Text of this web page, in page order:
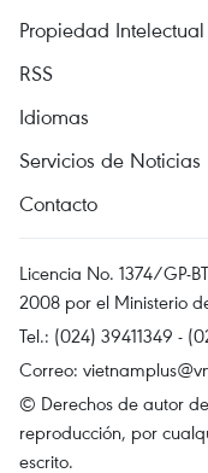
Propiedad Intelectual
RSS
Idiomas
Servicios de Noticias
Contacto
Licencia No. 1374/GP-
2008 por el Ministerio
Tel.: (024) 39411349 -
Correo:
© Derechos de autor
reproducción, por
escrito.